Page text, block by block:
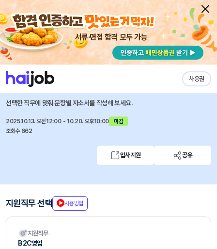
서류·면접 합격 모두 가능
사용권
채용공고 자소서 자유항목 자소서 내 작성목록
오뚜기 즐겨찾기
2025년 하반기 대졸신입사원 공개채용
선택한 직무에 맞춰 문항별 자소서를 작성해 보세요.
2025.10.13. 오전12:00 ~ 10.20. 오후10:00
마감
조회수 662
입사지원 공유
지원직무 선택 사용방법
지원직무
B2C영업